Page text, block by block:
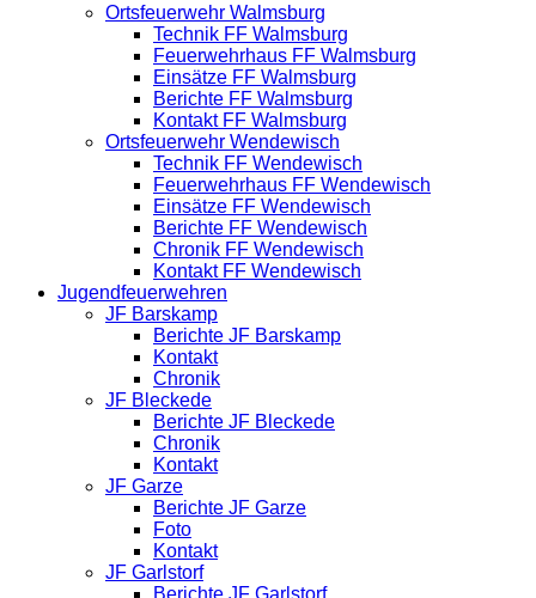
Ortsfeuerwehr Walmsburg
Technik FF Walmsburg
Feuerwehrhaus FF Walmsburg
Einsätze FF Walmsburg
Berichte FF Walmsburg
Kontakt FF Walmsburg
Ortsfeuerwehr Wendewisch
Technik FF Wendewisch
Feuerwehrhaus FF Wendewisch
Einsätze FF Wendewisch
Berichte FF Wendewisch
Chronik FF Wendewisch
Kontakt FF Wendewisch
Jugendfeuerwehren
JF Barskamp
Berichte JF Barskamp
Kontakt
Chronik
JF Bleckede
Berichte JF Bleckede
Chronik
Kontakt
JF Garze
Berichte JF Garze
Foto
Kontakt
JF Garlstorf
Berichte JF Garlstorf